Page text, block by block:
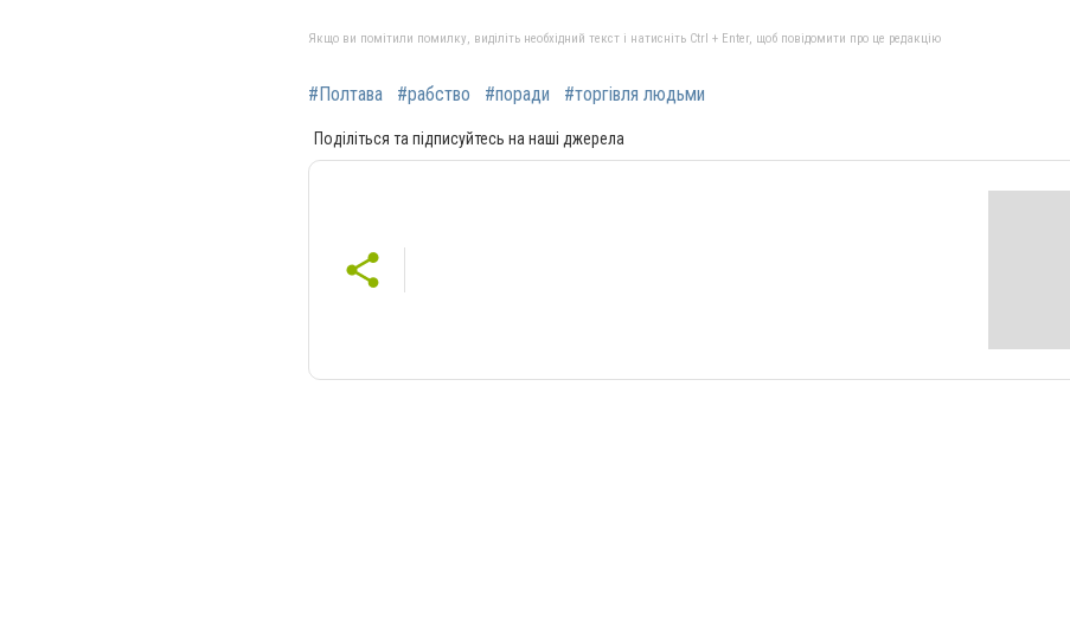
Якщо ви помітили помилку, виділіть необхідний текст і натисніть Ctrl + Enter, щоб повідомити про це редакцію
#Полтава #рабство #поради #торгівля людьми
Поділіться та підписуйтесь на наші джерела